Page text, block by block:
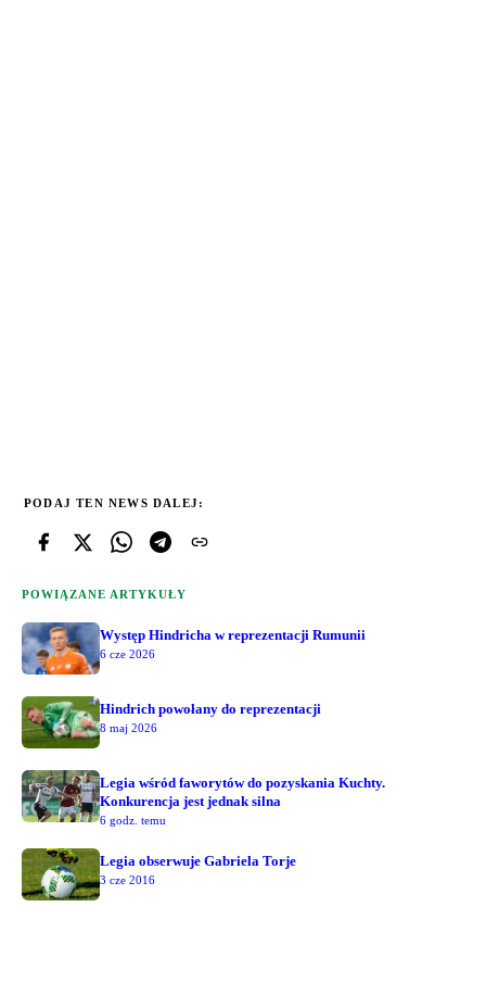
PODAJ TEN NEWS DALEJ:
POWIĄZANE ARTYKUŁY
Występ Hindricha w reprezentacji Rumunii
6 cze 2026
Hindrich powołany do reprezentacji
8 maj 2026
Legia wśród faworytów do pozyskania Kuchty.
Konkurencja jest jednak silna
6 godz. temu
Legia obserwuje Gabriela Torje
3 cze 2016